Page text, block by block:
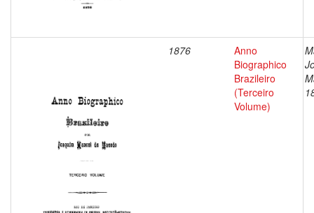
1876
Anno
Biographico
Brazileiro
(Terceiro
Volume)